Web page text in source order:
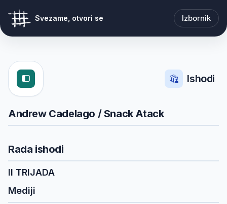
Svezame, otvori se Izbornik
Ishodi
Andrew Cadelago / Snack Atack
Rada ishodi
II TRIJADA
Mediji